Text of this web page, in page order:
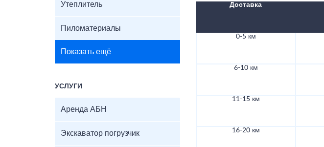
Утеплитель
Пиломатериалы
Показать ещё
УСЛУГИ
Аренда АБН
Экскаватор погрузчик
Доставка
0-5 км
6-10 км
11-15 км
16-20 км